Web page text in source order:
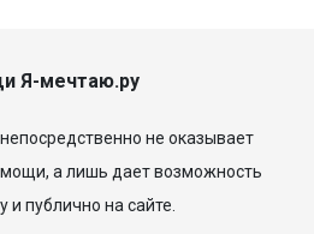
Я-мечтаю.ру
не оказывает
а лишь дает возможность
и публично на сайте.